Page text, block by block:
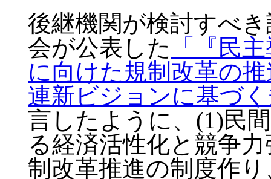
後継機関が検討すべ
会が公表した
「『民
に向けた規制改革の
連新ビジョンに基づ
言したように、(1)民
る経済活性化と競争
制改革推進の制度作